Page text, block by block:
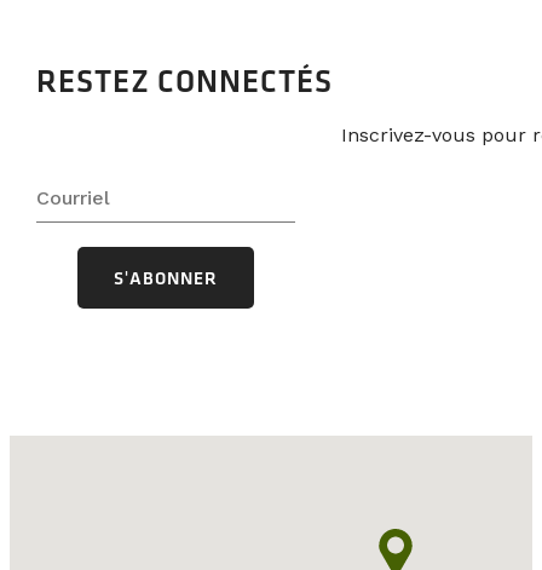
RESTEZ CONNECTÉS
Inscrivez-vous pour
S'ABONNER